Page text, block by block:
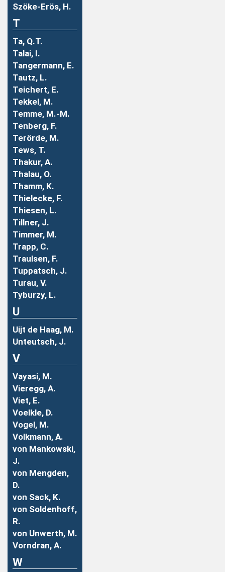
Szöke-Erös, H.
T
Ta, Q.T.
Talai, I.
Tangermann, E.
Tautz, L.
Teichert, E.
Tekkel, M.
Temme, M.-M.
Tenberg, F.
Terörde, M.
Tews, T.
Thakur, A.
Thalau, O.
Thamm, K.
Thielecke, F.
Thiesen, L.
Tillner, J.
Timmer, M.
Trapp, C.
Traulsen, F.
Tuppatsch, J.
Turau, V.
Tyburzy, L.
U
Uijt de Haag, M.
Unteutsch, J.
V
Vayasi, M.
Vieregg, A.
Viet, E.
Voelkle, D.
Vogel, M.
Volkmann, A.
von Mankowski,
J.
von Mengden,
D.
von Sack, K.
von Soldenhoff,
R.
von Unwerth, M.
Vorndran, A.
W